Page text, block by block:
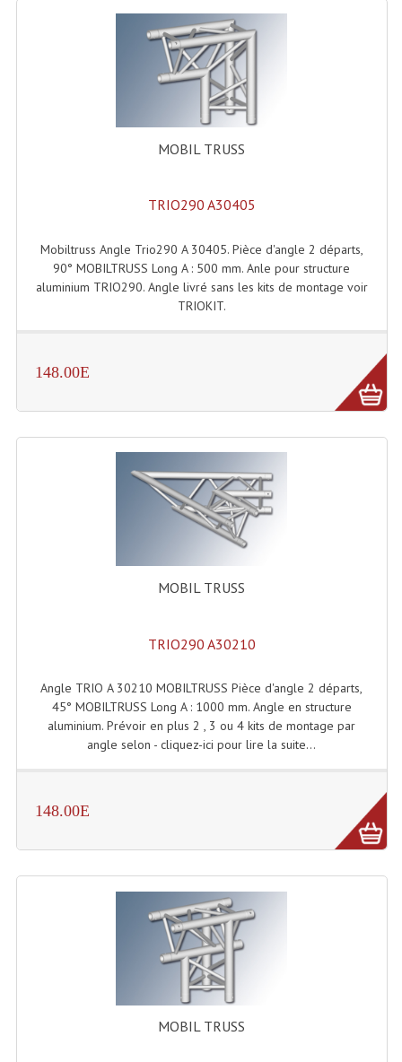
Système Sans Fil In-Ear Monitoring
Table Mixages Et Contrôleurs & Consoles
Tables De Mixage DJ
Consoles Numériques
Consoles Amplifiées
Lumière
Lasers (Effets Volumetriques)
Lasers D'extérieur Multi-Points
Effets Lumineux, Effets Disco
Electronique Commande Light
Blocs De Puissance
Filtres Et Divers
Flexibles Lumineux Leds
Guirlandes Lumineuse
Gyrophares À Leds
Lampes Ampoules
MOBIL TRUSS
TRIO290 A30405
Mobiltruss Angle Trio290 A 30405. Pièce d'angle 2 départs,
90° MOBILTRUSS Long A : 500 mm. Anle pour structure
aluminium TRIO290. Angle livré sans les kits de montage voir
TRIOKIT.
148.00E
MOBIL TRUSS
TRIO290 A30210
Angle TRIO A 30210 MOBILTRUSS Pièce d'angle 2 départs,
45° MOBILTRUSS Long A : 1000 mm. Angle en structure
aluminium. Prévoir en plus 2 , 3 ou 4 kits de montage par
angle selon - cliquez-ici pour lire la suite...
148.00E
MOBIL TRUSS